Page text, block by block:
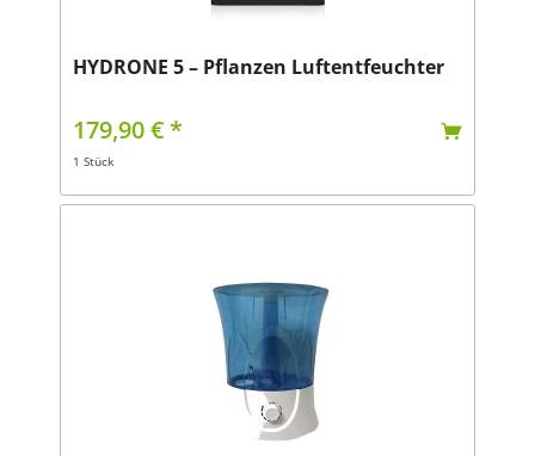
HYDRONE 5 – Pflanzen Luftentfeuchter
179,90 € *
1 Stück